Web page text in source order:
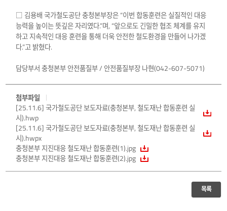
□ 김용배 국가철도공단 충청본부장은 “이번 합동훈련은 실질적인 대응
능력을 높이는 뜻깊은 자리였다.”며, “앞으로도 긴밀한 협조 체계를 유지
하고 지속적인 대응 훈련을 통해 더욱 안전한 철도환경을 만들어 나가겠
다.”고 밝혔다.
담당부서 충청본부 안전품질부 / 안전품질부장 나현(042-607-5071)
첨부파일
[25.11.6] 국가철도공단 보도자료(충청본부, 철도재난 합동훈련 실
시).hwp
[25.11.6] 국가철도공단 보도자료(충청본부, 철도재난 합동훈련 실
시).hwpx
충청본부 지진대응 철도재난 합동훈련(1).jpg
충청본부 지진대응 철도재난 합동훈련(2).jpg
목록